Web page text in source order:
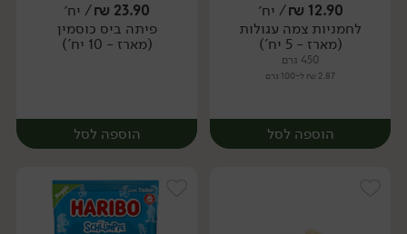
יח׳ יח׳
12.90
₪/ יח׳
לחמניות צמה עגולות
(מארז - 5 יח')
450 גרם
2.87 ₪ ל-100 גרם
הוספה לסל
23.90
₪/ יח׳
פיתה ביס כוסמין
(מארז - 10 יח')
הוספה לסל